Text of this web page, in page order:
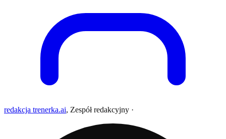
redakcja trenerka.ai, Zespół redakcyjny ·